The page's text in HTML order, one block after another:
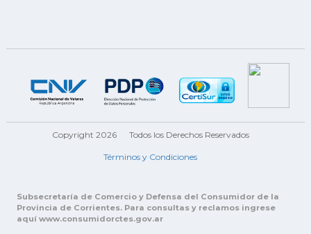
Copyright 2026 Todos los Derechos Reservados
Términos y Condiciones
Subsecretaría de Comercio y Defensa del Consumidor de la
Provincia de Corrientes. Para consultas y reclamos ingrese
aquí www.consumidorctes.gov.ar